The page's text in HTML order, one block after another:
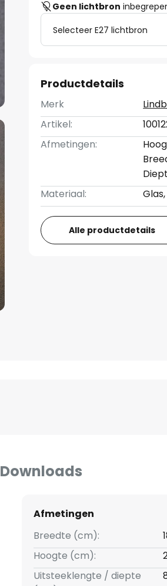
Geen lichtbron
Selecteer E27 lichtbron
Productdetails
Merk
Artikel:
Afmetingen:
Materiaal:
Alle productdetails
Downloads
Afmetingen
Breedte (cm):
Hoogte (cm):
Uitsteeklengte / diepte